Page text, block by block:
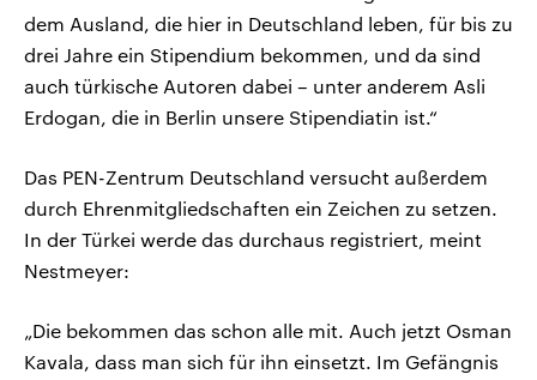
dem Ausland, die hier in Deutschland leben, für bis zu
drei Jahre ein Stipendium bekommen, und da sind
auch türkische Autoren dabei – unter anderem Asli
Erdogan, die in Berlin unsere Stipendiatin ist.“
Das PEN-Zentrum Deutschland versucht außerdem
durch Ehrenmitgliedschaften ein Zeichen zu setzen.
In der Türkei werde das durchaus registriert, meint
Nestmeyer:
„Die bekommen das schon alle mit. Auch jetzt Osman
Kavala, dass man sich für ihn einsetzt. Im Gefängnis